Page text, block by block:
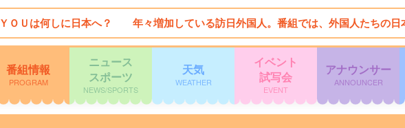
ＹＯＵは何しに日本へ？ 年々増加している訪日外国人。番組では、外国人たちの日
番組情報
PROGRAM
ニュース
スポーツ
NEWS/SPORTS
天気
WEATHER
イベント
試写会
EVENT
アナウンサー
ANNOUNCER